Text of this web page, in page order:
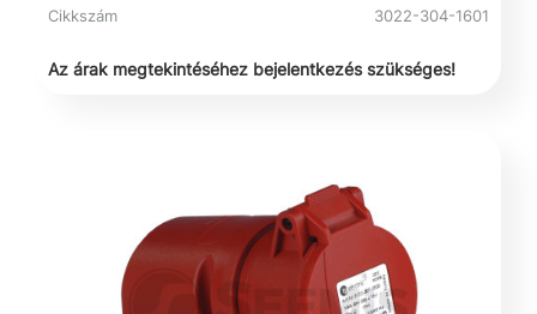
Cikkszám 3022-304-1601
Az árak megtekintéséhez bejelentkezés szükséges!